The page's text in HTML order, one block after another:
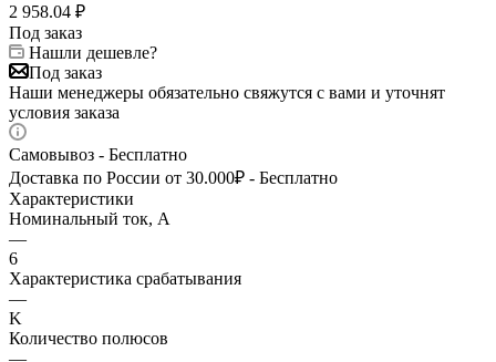
2 958.04 ₽
Под заказ
Нашли дешевле?
Под заказ
Наши менеджеры обязательно свяжутся с вами и уточнят
условия заказа
Самовывоз - Бесплатно
Доставка по России от 30.000₽ - Бесплатно
Характеристики
Номинальный ток, А
—
6
Характеристика срабатывания
—
K
Количество полюсов
—